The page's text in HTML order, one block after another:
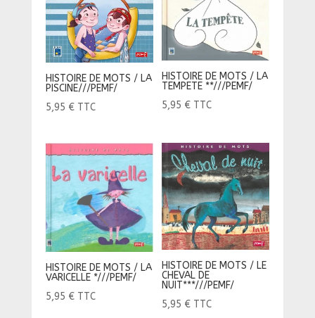
HISTOIRE DE MOTS / LA
PISCINE///PEMF/
5,95 € TTC
HISTOIRE DE MOTS / LA
TEMPETE **///PEMF/
5,95 € TTC
HISTOIRE DE MOTS / LA
VARICELLE *///PEMF/
5,95 € TTC
HISTOIRE DE MOTS / LE
CHEVAL DE
NUIT***///PEMF/
5,95 € TTC